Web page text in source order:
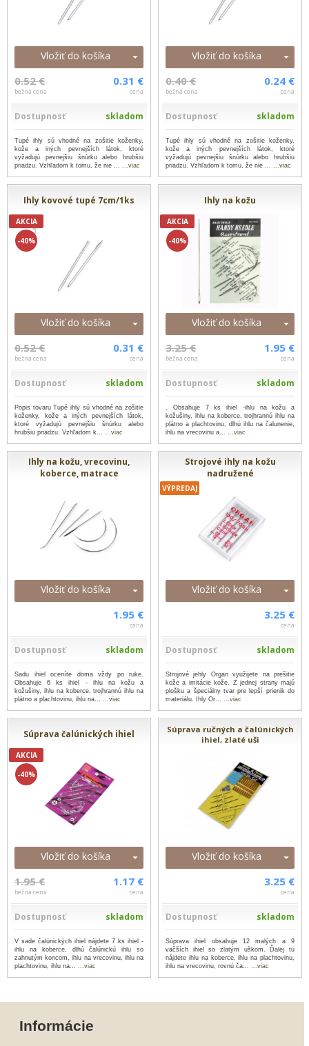
Vložiť do košíka
0.52 €
bežná cena
0.31 €
cena
Dostupnosť skladom
Tupé ihly sú vhodné na zošitie koženky,
kože a iných pevnejších látok, ktoré
vyžadujú pevnejšiu šnúrku alebo hrubšiu
priadzu. Vzhľadom k tomu, že nie ...
...viac
Vložiť do košíka
0.40 €
bežná cena
0.24 €
cena
Dostupnosť skladom
Tupé ihly sú vhodné na zošitie koženky,
kože a iných pevnejších látok, ktoré
vyžadujú pevnejšiu šnúrku alebo hrubšiu
priadzu. Vzhľadom k tomu, že nie ...
...viac
Ihly kovové tupé 7cm/1ks
AKCIA
-40%
Vložiť do košíka
0.52 €
bežná cena
0.31 €
cena
Dostupnosť skladom
Popis tovaru Tupé ihly sú vhodné na zošitie
koženky, kože a iných pevnejších látok,
ktoré vyžadujú pevnejšiu šnúrku alebo
hrubšiu priadzu. Vzhľadom k...
...viac
Ihly na kožu
AKCIA
-40%
Vložiť do košíka
3.25 €
bežná cena
1.95 €
cena
Dostupnosť skladom
. Obsahuje 7 ks ihiel -ihlu na kožu a
kožušiny, ihlu na koberce, trojhrannú ihlu na
plátno a plachtovinu, dlhú ihlu na čalunenie,
ihlu na vrecovinu a...
...viac
Ihly na kožu, vrecovinu,
koberce, matrace
Vložiť do košíka
1.95 €
cena
Dostupnosť skladom
Sadu ihiel oceníte doma vždy po ruke.
Obsahuje 6 ks ihiel - ihlu na kožu a
kožušiny, ihlu na koberce, trojhrannú ihlu na
plátno a plachtovinu, ihlu na...
...viac
Strojové ihly na kožu
nadružené
VÝPREDAJ
Vložiť do košíka
3.25 €
cena
Dostupnosť skladom
Strojové jehly Organ využijete na prešitie
kože a imitácie kože. Z jednej strany majú
plošku a špeciálny tvar pre lepší prienik do
materiálu. Ihly Or...
...viac
Súprava čalúnických ihiel
AKCIA
-40%
Vložiť do košíka
1.95 €
bežná cena
1.17 €
cena
Dostupnosť skladom
V sade čalúnických ihiel nájdete 7 ks ihiel -
ihlu na koberce, dlhú čalúnickú ihlu so
zahnutým koncom, ihlu na vrecovinu, ihlu na
plachtovinu, ihlu na...
...viac
Súprava ručných a čalúnických
ihiel, zlaté uši
Vložiť do košíka
3.25 €
cena
Dostupnosť skladom
Súprava ihiel obsahuje 12 malých a 9
väčších ihiel so zlatým uškom. Ďalej tu
nájdete ihlu na koberce, ihlu na plachtovinu,
ihlu na vrecovinu, rovnú ča...
...viac
Informácie